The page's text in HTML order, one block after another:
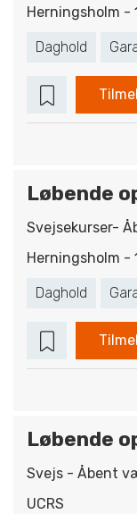
Herningsholm -
Daghold
Løbende
Svejsekurser-
Herningsholm -
Daghold
Løbende
Svejs - Åbent
UCRS